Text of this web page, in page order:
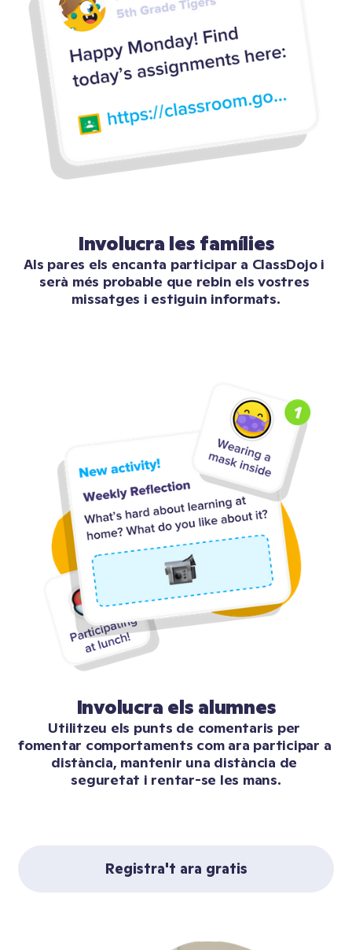
Involucra les famílies
Als pares els encanta participar a ClassDojo i
serà més probable que rebin els vostres
missatges i estiguin informats.
Involucra els alumnes
Utilitzeu els punts de comentaris per
fomentar comportaments com ara participar a
distància, mantenir una distància de
seguretat i rentar-se les mans.
Registra't ara gratis